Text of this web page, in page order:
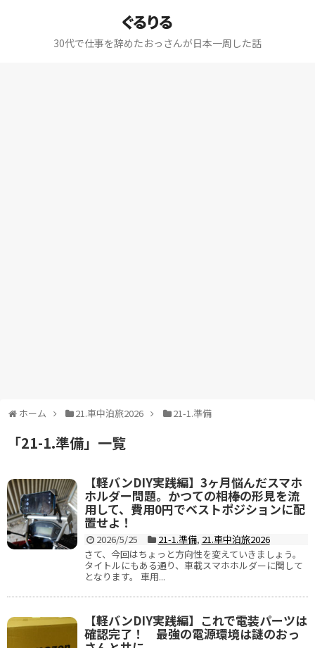
ぐるりる
30代で仕事を辞めたおっさんが日本一周した話
ホーム 21.車中泊旅2026 21-1.準備
「21-1.準備」 一覧
【軽バンDIY実践編】3ヶ月悩んだスマホ
ホルダー問題。かつての相棒の形見を流
用して、費用0円でベストポジションに配
置せよ！
2026/5/25 21-1.準備, 21.車中泊旅2026
さて、今回はちょっと方向性を変えていきましょう。
タイトルにもある通り、車載スマホホルダーに関して
となります。 車用...
【軽バンDIY実践編】これで電装パーツは
確認完了！ 最強の電源環境は謎のおっ